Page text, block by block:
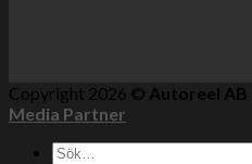
Copyright 2026 © Autoreel AB
Media Partner
Sök